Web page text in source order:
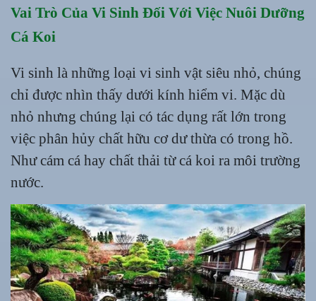
Vai Trò Của Vi Sinh Đối Với Việc Nuôi Dưỡng
Cá Koi
Vi sinh là những loại vi sinh vật siêu nhỏ, chúng
chỉ được nhìn thấy dưới kính hiểm vi. Mặc dù
nhỏ nhưng chúng lại có tác dụng rất lớn trong
việc phân hủy chất hữu cơ dư thừa có trong hồ.
Như cám cá hay chất thải từ cá koi ra môi trường
nước.